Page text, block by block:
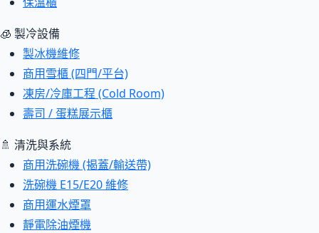
🧊 製冷設備
製冰機維修
商用雪櫃 (四門/平台)
凍房/冷庫工程 (Cold Room)
壽司 / 蛋糕展示櫃
🚿 清洗與系統
商用洗碗機 (揭蓋/輸送帶)
洗碗機 E15/E20 維修
商用運水煙罩
靜電除油煙機